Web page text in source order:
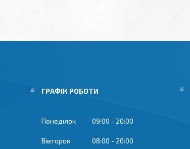
ГРАФІК РОБОТИ
Понеділок 09:00 20:00
Вівторок 08:00 20:00